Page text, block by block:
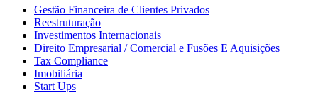
Gestão Financeira de Clientes Privados
Reestruturação
Investimentos Internacionais
Direito Empresarial / Comercial e Fusões E Aquisições
Tax Compliance
Imobiliária
Start Ups